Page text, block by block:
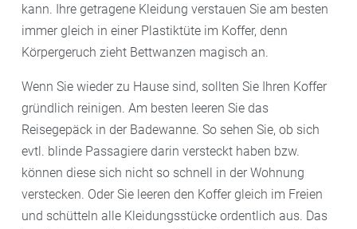
kann. Ihre getragene Kleidung verstauen Sie am besten
immer gleich in einer Plastiktüte im Koffer, denn
Körpergeruch zieht Bettwanzen magisch an.
Wenn Sie wieder zu Hause sind, sollten Sie Ihren Koffer
gründlich reinigen. Am besten leeren Sie das
Reisegepäck in der Badewanne. So sehen Sie, ob sich
evtl. blinde Passagiere darin versteckt haben bzw.
können diese sich nicht so schnell in der Wohnung
verstecken. Oder Sie leeren den Koffer gleich im Freien
und schütteln alle Kleidungsstücke ordentlich aus. Das